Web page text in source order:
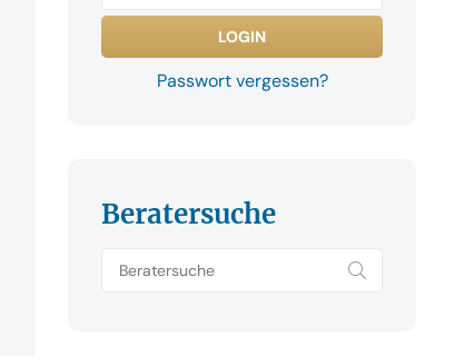
Passwort vergessen?
Beratersuche